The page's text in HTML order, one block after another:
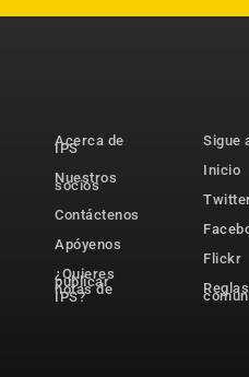
Acerca de
IPS
Nuestros
socios
Contáctenos
Apóyenos
¿Quieres
publicar
notas de
IPS?
Sigue
Inicio
Flickr